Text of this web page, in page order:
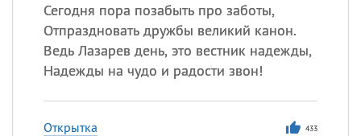
Сегодня пора позабыть про заботы,
Отпраздновать дружбы великий канон.
Ведь Лазарев день, это вестник надежды,
Надежды на чудо и радости звон!
Открытка 433